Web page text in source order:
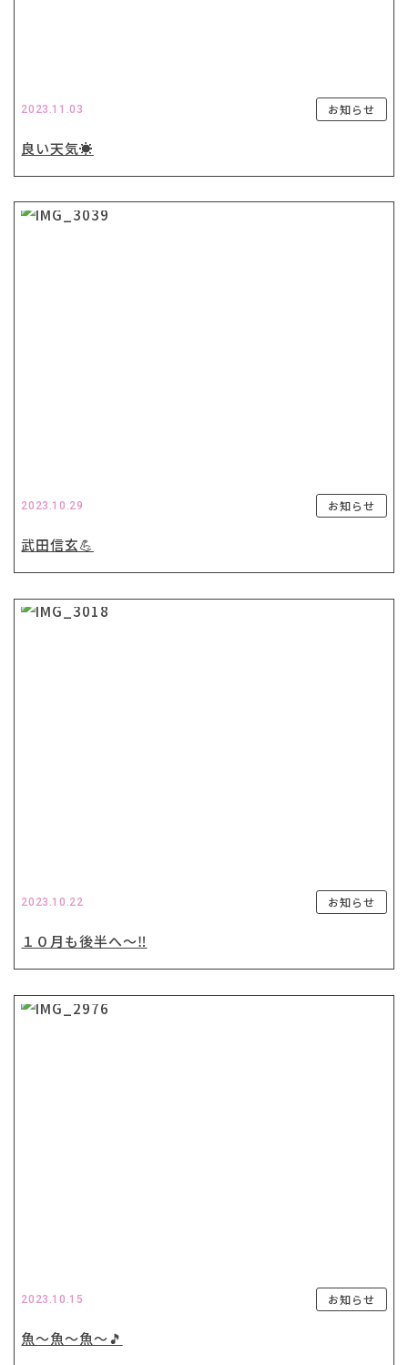
2023.11.03 お知らせ
良い天気☀️
2023.10.29 お知らせ
武田信玄💪
2023.10.22 お知らせ
１０月も後半へ〜‼️
2023.10.15 お知らせ
魚〜魚〜魚〜🎵